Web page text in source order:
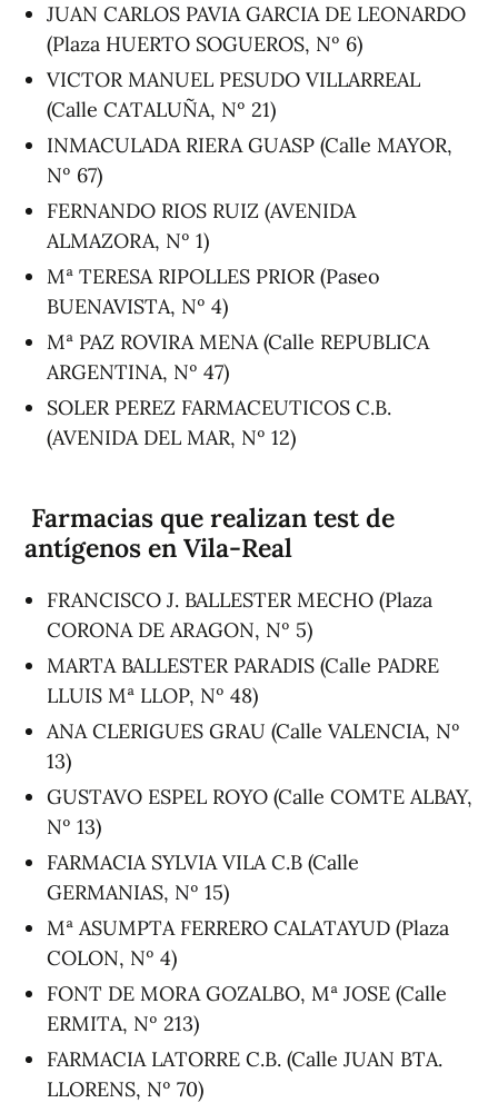
JUAN CARLOS PAVIA GARCIA DE LEONARDO
(Plaza HUERTO SOGUEROS, Nº 6)
VICTOR MANUEL PESUDO VILLARREAL
(Calle CATALUÑA, Nº 21)
INMACULADA RIERA GUASP (Calle MAYOR,
Nº 67)
FERNANDO RIOS RUIZ (AVENIDA
ALMAZORA, Nº 1)
Mª TERESA RIPOLLES PRIOR (Paseo
BUENAVISTA, Nº 4)
Mª PAZ ROVIRA MENA (Calle REPUBLICA
ARGENTINA, Nº 47)
SOLER PEREZ FARMACEUTICOS C.B.
(AVENIDA DEL MAR, Nº 12)
Farmacias que realizan test de
antígenos en Vila-Real
FRANCISCO J. BALLESTER MECHO (Plaza
CORONA DE ARAGON, Nº 5)
MARTA BALLESTER PARADIS (Calle PADRE
LLUIS Mª LLOP, Nº 48)
ANA CLERIGUES GRAU (Calle VALENCIA, Nº
13)
GUSTAVO ESPEL ROYO (Calle COMTE ALBAY,
Nº 13)
FARMACIA SYLVIA VILA C.B (Calle
GERMANIAS, Nº 15)
Mª ASUMPTA FERRERO CALATAYUD (Plaza
COLON, Nº 4)
FONT DE MORA GOZALBO, Mª JOSE (Calle
ERMITA, Nº 213)
FARMACIA LATORRE C.B. (Calle JUAN BTA.
LLORENS, Nº 70)